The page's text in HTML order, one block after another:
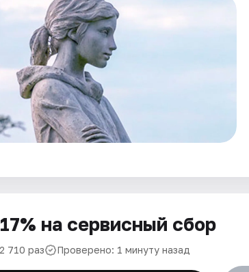
на сервисный сбор
710 раз Проверено: 1 минуту назад